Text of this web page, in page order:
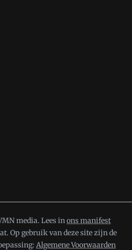
media. Lees inons manifest
Op gebruik van deze site zijn de
Algemene Voorwaarden